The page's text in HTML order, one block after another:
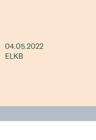
04.05.2022
ELKB